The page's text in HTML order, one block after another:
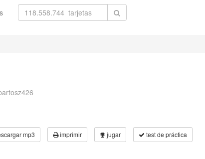
mp3 imprimir jugar test de práctica